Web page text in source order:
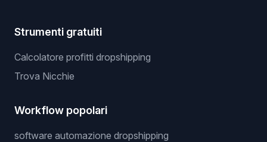
Strumenti gratuiti
Calcolatore profitti dropshipping
Trova Nicchie
Workflow popolari
software automazione dropshipping